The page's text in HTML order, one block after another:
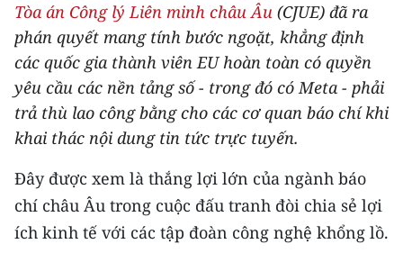
XÃ HỘI
PHÁP LUẬT
DU LỊCH
THẾ GIỚI
THỂ THAO
GIÁO DỤC
Tòa án Công lý Liên minh châu Âu (CJUE) đã ra
phán quyết mang tính bước ngoặt, khẳng định
các quốc gia thành viên EU hoàn toàn có quyền
yêu cầu các nền tảng số - trong đó có Meta - phải
trả thù lao công bằng cho các cơ quan báo chí khi
khai thác nội dung tin tức trực tuyến.
Đây được xem là thắng lợi lớn của ngành báo
chí châu Âu trong cuộc đấu tranh đòi chia sẻ lợi
ích kinh tế với các tập đoàn công nghệ khổng lồ.